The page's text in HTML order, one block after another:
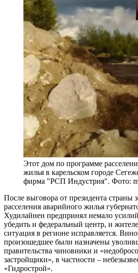
Этот дом по программе
жилья в карельском городе
фирма "РСП Индустрия". Фото:
После выговора от президента страны
расселения аварийного жилья
Худилайнен предпринял немало
убедить и федеральный центр, и
ситуация в регионе исправляется.
произошедшее были назначены
правительства чиновники и
застройщики», в частности –
«Гидрострой».